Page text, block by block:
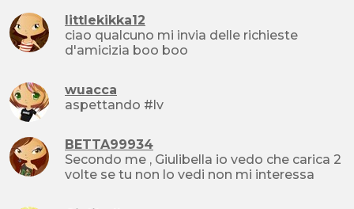
littlekikka12
ciao qualcuno mi invia delle richieste
d'amicizia boo boo
wuacca
aspettando #lv
BETTA99934
Secondo me , Giulibella io vedo che carica 2
volte se tu non lo vedi non mi interessa